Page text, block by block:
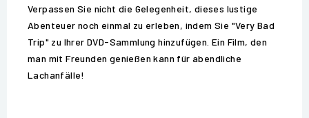
Verpassen Sie nicht die Gelegenheit, dieses lustige
Abenteuer noch einmal zu erleben, indem Sie "Very Bad
Trip" zu Ihrer DVD-Sammlung hinzufügen. Ein Film, den
man mit Freunden genießen kann für abendliche
Lachanfälle!